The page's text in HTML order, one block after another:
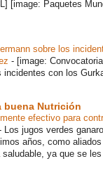
[image: Paquetes
sobre los
- [image:
incidentes con los
buena Nutrición
efectivo para
Los jugos verdes
años, como
ya que se